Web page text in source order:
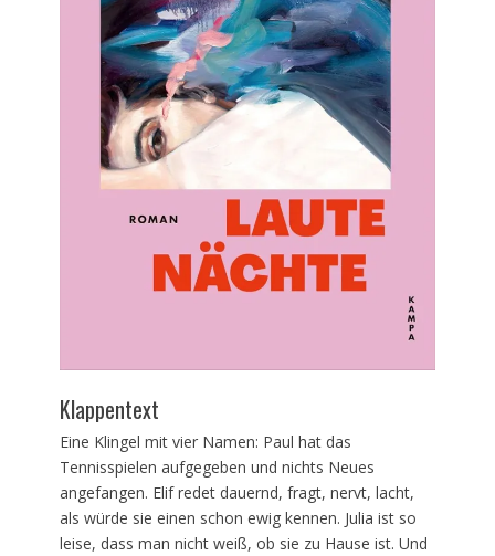
Klappentext
Eine Klingel mit vier Namen: Paul hat das
Tennisspielen aufgegeben und nichts Neues
angefangen. Elif redet dauernd, fragt, nervt, lacht,
als würde sie einen schon ewig kennen. Julia ist so
leise, dass man nicht weiß, ob sie zu Hause ist. Und